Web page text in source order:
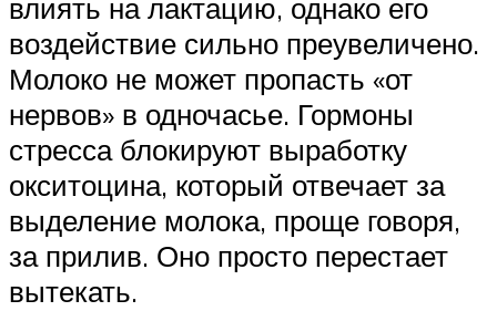
влиять на лактацию, однако его
воздействие сильно преувеличено.
Молоко не может пропасть «от
нервов» в одночасье. Гормоны
стресса блокируют выработку
окситоцина, который отвечает за
выделение молока, проще говоря,
за прилив. Оно просто перестает
вытекать.